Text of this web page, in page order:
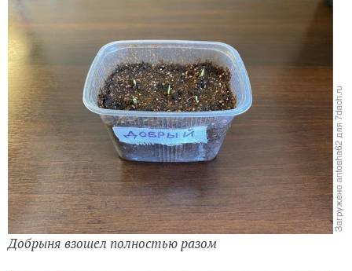
Добрыня взошел полностью разом